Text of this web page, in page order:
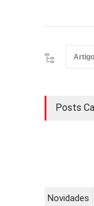
Posts
Novidades